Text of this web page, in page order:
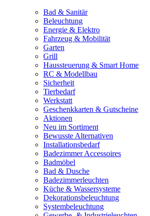
Bad & Sanitär
Beleuchtung
Energie & Elektro
Fahrzeug & Mobilität
Garten
Grill
Haussteuerung & Smart Home
RC & Modellbau
Sicherheit
Tierbedarf
Werkstatt
Geschenkkarten & Gutscheine
Aktionen
Neu im Sortiment
Bewusste Alternativen
Installationsbedarf
Badezimmer Accessoires
Badmöbel
Bad & Dusche
Badezimmerleuchten
Küche & Wassersysteme
Dekorationsbeleuchtung
Systembeleuchtung